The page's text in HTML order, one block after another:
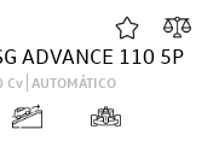
ADVANCE 110 5P
Cv AUTOMÁTICO